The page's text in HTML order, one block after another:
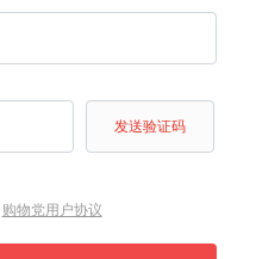
发送验证码
购物党用户协议